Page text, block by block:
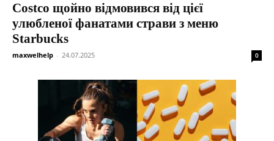
Costco щойно відмовився від цієї
улюбленої фанатами страви з меню
Starbucks
maxwelhelp - 24.07.2025 0